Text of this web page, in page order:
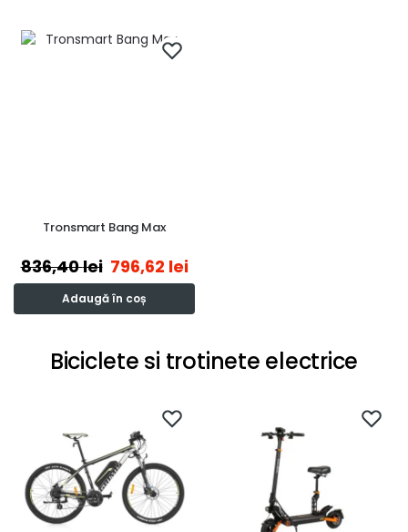
Tronsmart Bang Max
836,40lei 796,62 lei
Adaugă în coș
Biciclete si trotinete electrice